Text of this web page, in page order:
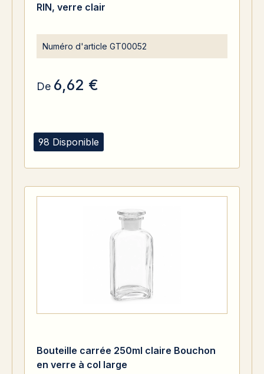
98 Disponible
RIN, verre clair
Numéro d'article GT00052
De 6,62 €
Bouteille carrée 250ml claire Bouchon
en verre à col large